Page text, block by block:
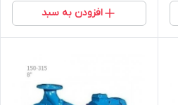
افزودن به سبد